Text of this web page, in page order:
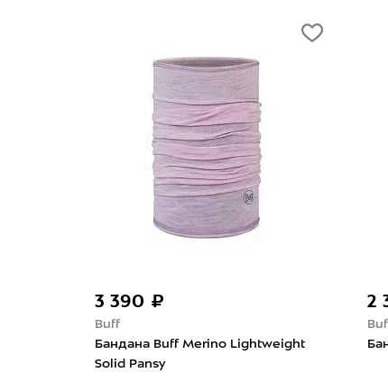
3 390 ₽
Buff
Бандана Buff Merino Lightweight
Solid Pansy
2